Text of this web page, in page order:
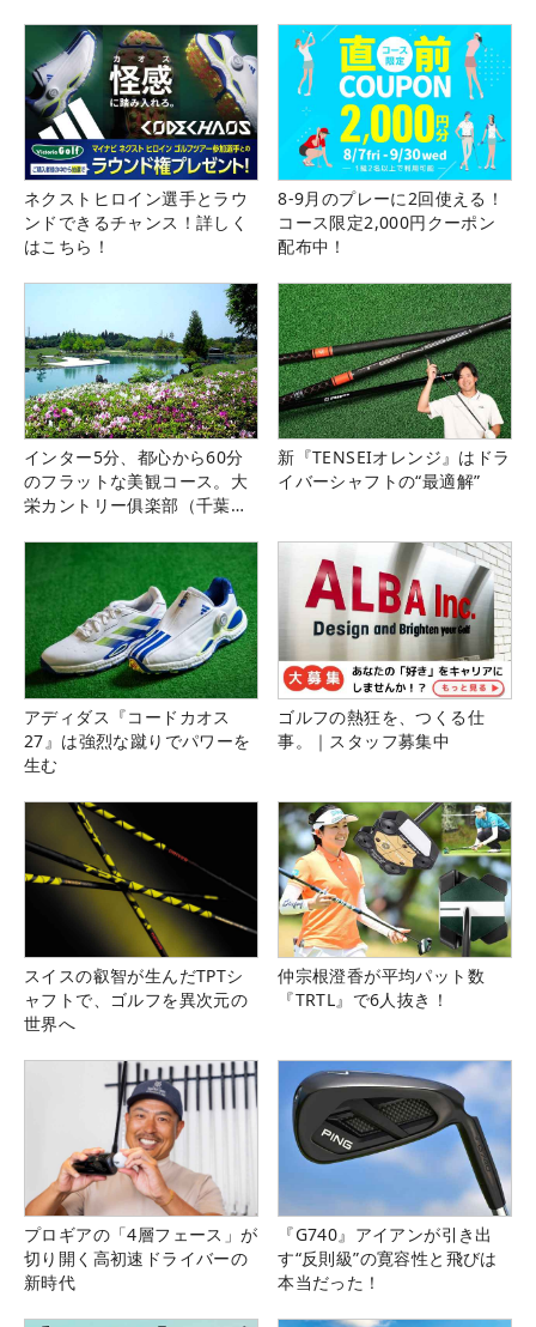
ネクストヒロイン選手とラウ
ンドできるチャンス！詳しく
はこちら！
8-9月のプレーに2回使える！
コース限定2,000円クーポン
配布中！
インター5分、都心から60分
のフラットな美観コース。大
栄カントリー俱楽部（千葉
新『TENSEIオレンジ』はドラ
イバーシャフトの“最適解”
アディダス『コードカオス
27』は強烈な蹴りでパワーを
生む
ゴルフの熱狂を、つくる仕
事。｜スタッフ募集中
スイスの叡智が生んだTPTシ
ャフトで、ゴルフを異次元の
世界へ
仲宗根澄香が平均パット数
『TRTL』で6人抜き！
プロギアの「4層フェース」が
切り開く高初速ドライバーの
新時代
『G740』アイアンが引き出
す“反則級”の寛容性と飛びは
本当だった！